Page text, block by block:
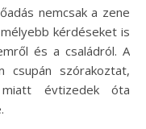
nemcsak a zene
kérdéseket is
és a családról. A
csupán szórakoztat,
évtizedek óta